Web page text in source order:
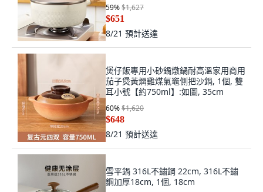
59%$1,627
$651
8/21 預計送達
煲仔飯專用小砂鍋燉鍋耐高溫家用商用
茄子煲黃燜雞煤氣竈側把沙鍋, 1個, 雙
耳小號【約750ml】:如圖, 35cm
60%$1,620
$648
8/21 預計送達
雪平鍋 316L不鏽鋼 22cm, 316L不鏽
鋼加厚18cm, 1個, 18cm